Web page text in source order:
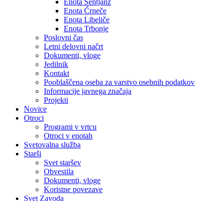
Enota Črneče
Enota Libeliče
Enota Trbonje
Poslovni čas
Letni delovni načrt
Dokumenti, vloge
Jedilnik
Kontakt
Pooblaščena oseba za varstvo osebnih podatkov
Informacije javnega značaja
Projekti
Novice
Otroci
Programi v vrtcu
Otroci v enotah
Svetovalna služba
Starši
Svet staršev
Obvestila
Dokumenti, vloge
Koristne povezave
Svet Zavoda